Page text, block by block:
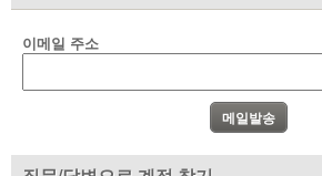
이메일 주소
- 카드뉴스